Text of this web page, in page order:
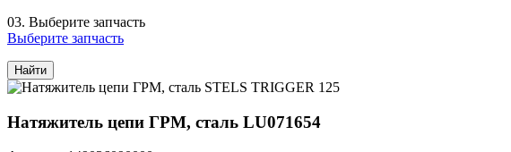
03. Выберите запчасть
Выберите запчасть
Найти
Натяжитель цепи ГРМ, сталь LU071654